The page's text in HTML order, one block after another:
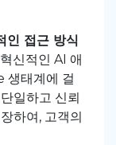
인 접근 방식
신적인 AI 애
생태계에 걸
일하고 신뢰
하여, 고객의